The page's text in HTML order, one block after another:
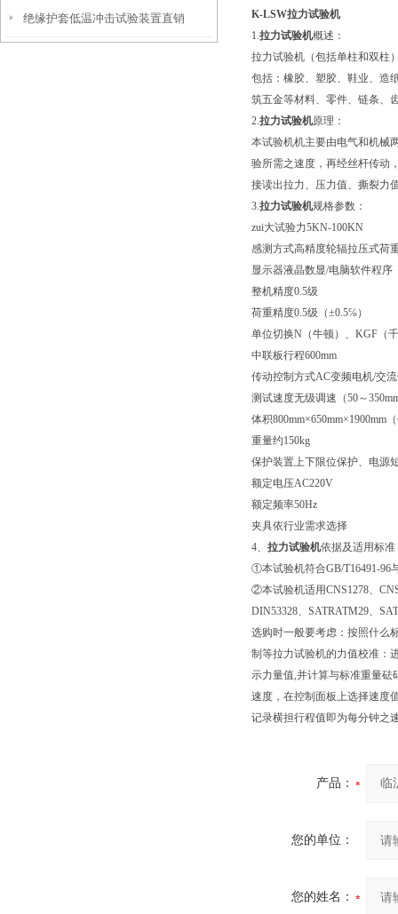
绝缘护套低温冲击试验装置直销
K-LSW拉力试验机
1.拉力试验机概述：
拉力试验机（包括单柱和双柱
包括：橡胶、塑胶、鞋业、造
筑五金等材料、零件、链条、
2.拉力试验机原理：
本试验机机主要由电气和机械
验所需之速度，再经丝杆传动
接读出拉力、压力值、撕裂力
3.拉力试验机规格参数：
zui大试验力5KN-100KN
感测方式高精度轮辐拉压式荷
显示器液晶数显/电脑软件程序
整机精度0.5级
荷重精度0.5级（±0.5℅）
单位切换N（牛顿）、KGF（
中联板行程600mm
传动控制方式AC变频电机/交
测试速度无级调速（50～
体积800mm×650mm×1900mm
重量约150kg
保护装置上下限位保护、电源
额定电压AC220V
额定频率50Hz
夹具依行业需求选择
4、 拉力试验机依据及适用标准
①本试验机符合GB/T16491-96
②本试验机适用CNS1278、
DIN53328、SATRATM29、
选购时一般要考虑：按照什么
制等拉力试验机的力值校准：
示力量值,并计算与标准重量
速度，在控制面板上选择速度
记录横担行程值即为每分钟之
产品：
您的单位：
您的姓名：